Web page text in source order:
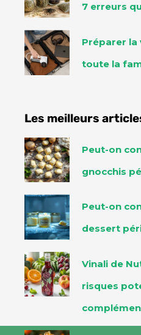
7 erreurs
Préparer la
toute la
Les meilleurs
Peut-on
gnocchis
Peut-on
dessert
Vinali de
risques